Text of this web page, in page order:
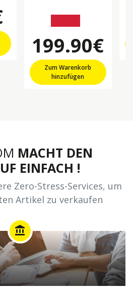
199.90€
Zum Warenkorb
hinzufügen
MACHT DEN
EINFACH !
Zero-Stress-Services, um
Artikel zu verkaufen
account_balance